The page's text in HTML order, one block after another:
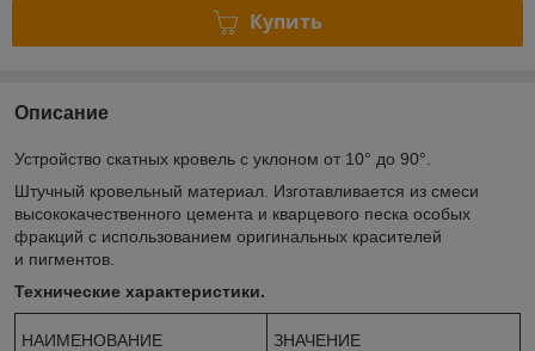
Купить
Описание
Устройство скатных кровель с уклоном от 10° до 90°.
Штучный кровельный материал. Изготавливается из смеси
высококачественного цемента и кварцевого песка особых
фракций с использованием оригинальных красителей
и пигментов.
Технические характеристики.
НАИМЕНОВАНИЕ
ЗНАЧЕНИЕ